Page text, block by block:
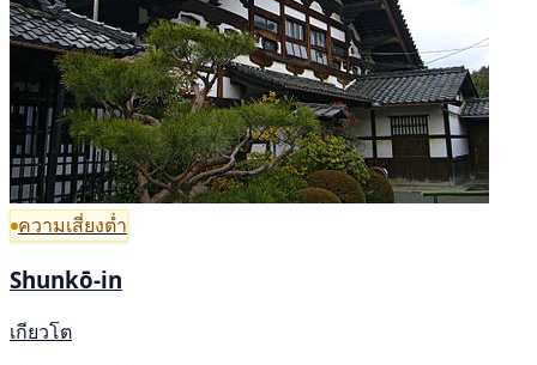
ความเสี่ยงต่ำ
Shunkō-in
เกียวโต